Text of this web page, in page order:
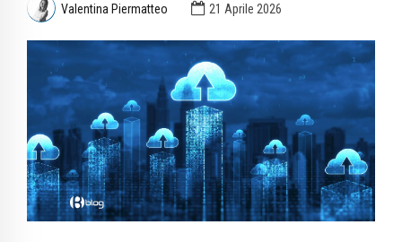
Valentina Piermatteo 21 Aprile 2026